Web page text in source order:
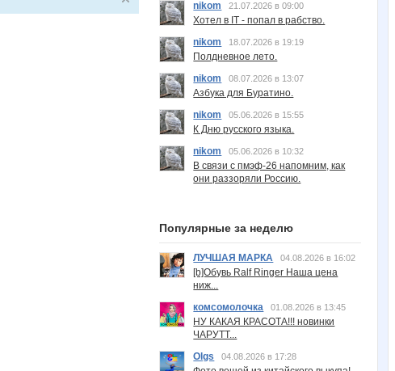
nikom 21.07.2026 в 09:00
Хотел в IT - попал в рабство.
nikom
18.07.2026 в 19:19
Полдневное лето.
nikom
08.07.2026 в 13:07
Азбука для Буратино.
nikom
05.06.2026 в 15:55
К Дню русского языка.
nikom
05.06.2026 в 10:32
В связи с пмэф-26 напомним, как
они раззоряли Россию.
Популярные за неделю
ЛУЧШАЯ МАРКА 04.08.2026 в 16:02
[b]Обувь Ralf Ringer Наша цена
ниж...
комсомолочка
01.08.2026 в 13:45
НУ КАКАЯ КРАСОТА!!! новинки
ЧАРУТТ...
Olgs
04.08.2026 в 17:28